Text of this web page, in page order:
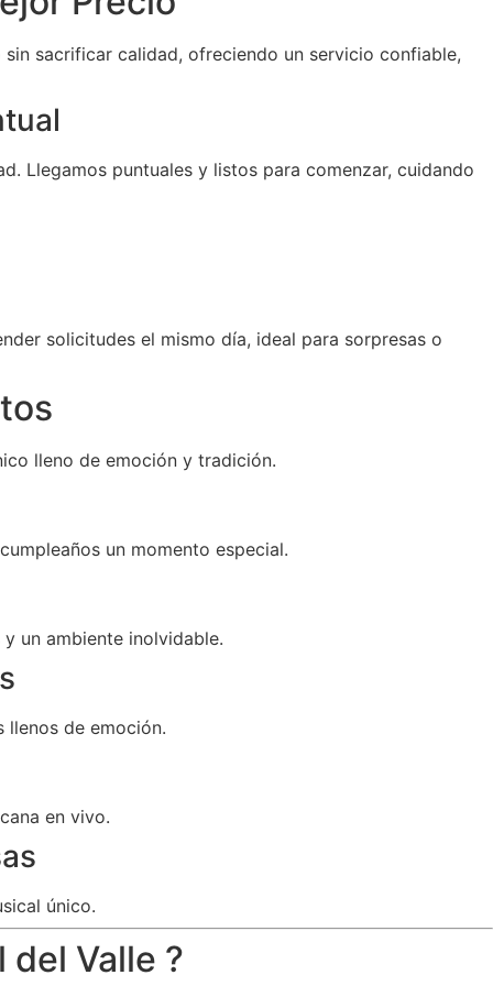
sacrificar calidad, ofreciendo un servicio confiable,
Llegamos puntuales y listos para comenzar, cuidando
solicitudes el mismo día, ideal para sorpresas o
lleno de emoción y tradición.
un momento especial.
un ambiente inolvidable.
llenos de emoción.
en vivo.
único.
del Valle ?